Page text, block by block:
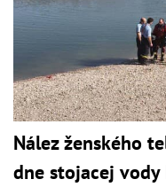
Nález ženského
dne stojacej